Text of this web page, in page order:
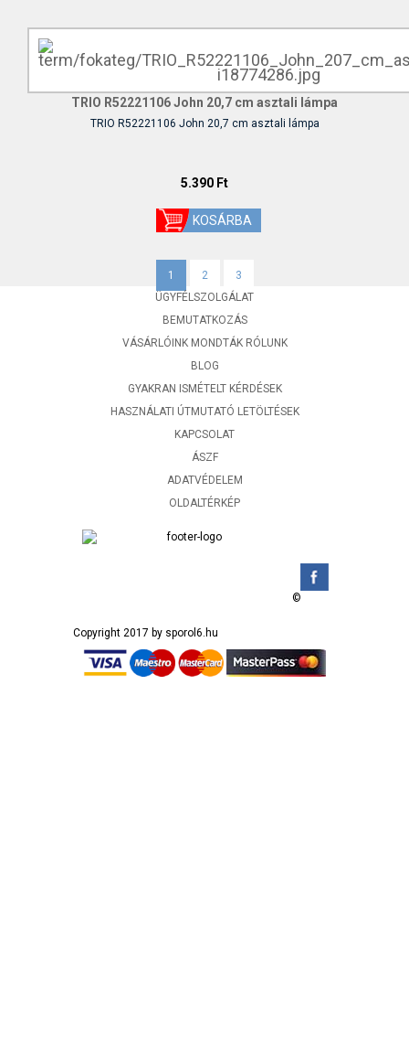
TRIO R52221106 John 20,7 cm asztali lámpa
TRIO R52221106 John 20,7 cm asztali lámpa
5.390 Ft
1 2
3
ÜGYFÉLSZOLGÁLAT
BEMUTATKOZÁS
VÁSÁRLÓINK MONDTÁK RÓLUNK
BLOG
GYAKRAN ISMÉTELT KÉRDÉSEK
HASZNÁLATI ÚTMUTATÓ LETÖLTÉSEK
KAPCSOLAT
ÁSZF
ADATVÉDELEM
OLDALTÉRKÉP
©
Copyright 2017 by sporol6.hu